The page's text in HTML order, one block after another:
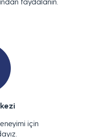
için